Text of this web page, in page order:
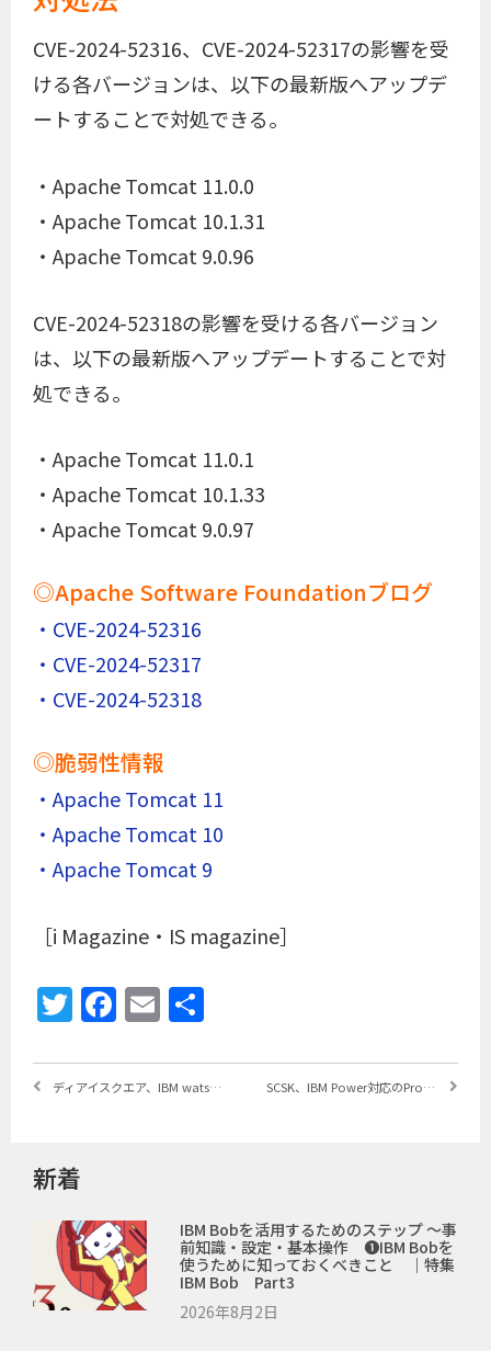
CVE-2024-52316、CVE-2024-52317の影響を受
ける各バージョンは、以下の最新版へアップデ
ートすることで対処できる。
・Apache Tomcat 11.0.0
・Apache Tomcat 10.1.31
・Apache Tomcat 9.0.96
CVE-2024-52318の影響を受ける各バージョン
は、以下の最新版へアップデートすることで対
処できる。
・Apache Tomcat 11.0.1
・Apache Tomcat 10.1.33
・Apache Tomcat 9.0.97
◎Apache Software Foundationブログ
・CVE-2024-52316
・CVE-2024-52317
・CVE-2024-52318
◎脆弱性情報
・Apache Tomcat 11
・Apache Tomcat 10
・Apache Tomcat 9
［i Magazine・IS magazine］
Twitter
Facebook
Email
ディアイスクエア、IBM watsonx.aiを活用したコールセンター・オペレーターを支援するAIサービスを提供開始 ～AIを組み込んだ「EasyAnswer JINN/RAG-Opt」で、コールセンター業務の生産性を向上 SCSK、IBM Power対応のProActive C4を含む既存アプリケーション3種を統合し、AIセントリックな「PROACTIVE」を発表 ～業務・業界特化型AI「PROACTIVE AI」が中核
新着
IBM Bobを活用するためのステップ ～事
前知識・設定・基本操作 ❶IBM Bobを
使うために知っておくべきこと ｜特集
IBM Bob Part3
2026年8月2日